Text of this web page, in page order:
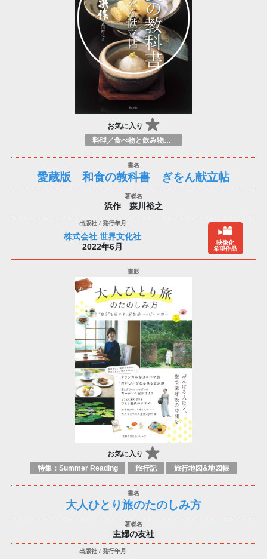
お気に入り
料理／食べ物と飲み物／食に関する記述
愛蔵版 和食の教科書 ぎをん献立帖
浜作 森川裕之
株式会社 世界文化社
2022年6月
映像化
希望作品
お気に入り
特集：Summer Reading 旅行記 旅行地図&地図帳
大人ひとり旅のたのしみ方
主婦の友社